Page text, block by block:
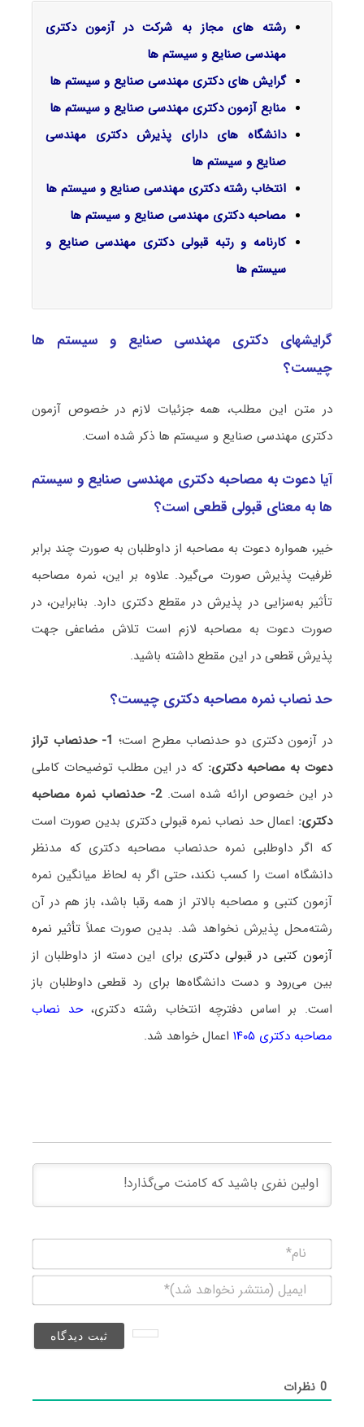
رشته های مجاز به شرکت در آزمون دکتری
مهندسی صنایع و سیستم ها
گرایش‌ های دکتری مهندسی صنایع و سیستم ها
منابع آزمون دکتری مهندسی صنایع و سیستم ها
دانشگاه های دارای پذیرش دکتریمهندسی
صنایع و سیستم ها
انتخاب رشته دکتری مهندسی صنایع و سیستم ها
مصاحبه دکتری مهندسی صنایع و سیستم ها
کارنامه و رتبه قبولی دکتری مهندسی صنایع و
سیستم ها
گرایشهای دکتری مهندسی صنایع و سیستم ها
چیست؟
در متن این مطلب، همه جزئیات لازم در خصوص آزمون
دکتری مهندسی صنایع و سیستم ها ذکر شده است.
آیا دعوت به مصاحبه دکتری مهندسی صنایع و سیستم
ها به معنای قبولی قطعی است؟
خیر، همواره دعوت به مصاحبه از داوطلبان به صورت چند برابر
ظرفیت پذیرش صورت می‌گیرد. علاوه بر این، نمره مصاحبه
تأثیر به‌سزایی در پذیرش در مقطع دکتری دارد. بنابراین، در
صورت دعوت به مصاحبه لازم است تلاش مضاعفی جهت
پذیرش قطعی در این مقطع داشته باشید.
حد نصاب نمره مصاحبه دکتری چیست؟
در آزمون دکتری دو حدنصاب مطرح است؛
1- حدنصاب تراز
دعوت به مصاحبه دکتری: که در این مطلب توضیحات کاملی
در این خصوص ارائه شده است. 2- حدنصاب نمره مصاحبه
دکتری: اعمال حد نصاب نمره قبولی دکتری بدین صورت است
که اگر داوطلبی نمره حدنصاب مصاحبه دکتری که مدنظر
دانشگاه است را کسب نکند، حتی اگر به لحاظ میانگین نمره
آزمون کتبی و مصاحبه بالاتر از همه رقبا باشد، باز هم در آن
رشته‌محل پذیرش نخواهد شد. بدین صورت عملاً تأثیر نمره
آزمون کتبی در قبولی دکتری برای این دسته از داوطلبان از
بین می‌رود و دست دانشگاه‌ها برای رد قطعی داوطلبان باز
است. بر اساس دفترچه انتخاب رشته دکتری،حد نصاب
مصاحبه دکتری ۱۴۰۵
اعمال خواهد شد.
(منتشر
0نظرات